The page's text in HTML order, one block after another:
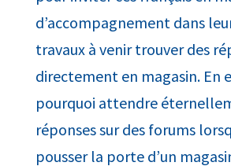
d’accompagnement dans
travaux à venir trouver des
directement en magasin. En
pourquoi attendre
réponses sur des forums
pousser la porte d’un